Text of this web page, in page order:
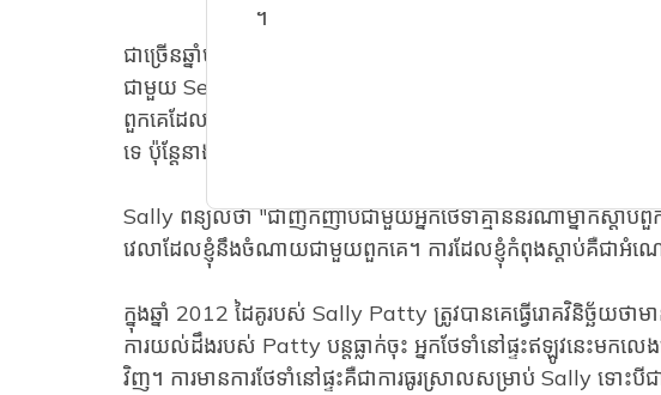
ជាច្រើនឆ្នាំមុនពេលនាងត្រូវការជំនួយជាមួយនឹងទំនួលខុសត្រូវថែទាំផ្ទាល់
ជាមួយ Senior Services។ នៅក្នុងតួនាទីនោះ Sally បានបម្រើកា
ពួកគេដែលមានវ័យចំណាស់ ឬពិការ។ នាងមិនត្រឹមតែអាចជួយភ្ជាប់អ្នក
ទេ ប៉ុន្តែនាងបានផ្តល់ការណែនាំ និងត្រចៀកប្រកបដោយក្តីមេត្តា។
Sally ពន្យល់ថា "ជាញឹកញាប់ជាមួយអ្នកថែទាំគ្មាននរណាម្នាក់ស្តាប់
វេលាដែលខ្ញុំនឹងចំណាយជាមួយពួកគេ។ ការ​ដែល​ខ្ញុំ​កំពុង​ស្តាប់​គឺជា​
ក្នុងឆ្នាំ 2012 ដៃគូរបស់ Sally Patty ត្រូវបានគេធ្វើរោគវិនិច្ឆ័យ
ការយល់ដឹងរបស់ Patty បន្តធ្លាក់ចុះ អ្នកថែទាំនៅផ្ទះឥឡូវនេះមកល
វិញ។ ការមានការថែទាំនៅផ្ទះគឺជាការធូរស្រាលសម្រាប់ Sally ទោះ
។